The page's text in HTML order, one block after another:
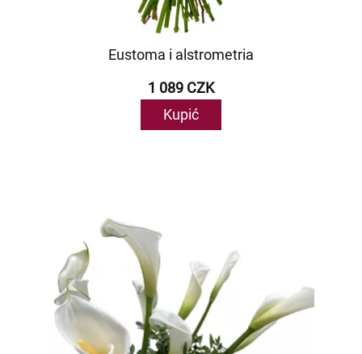
Eustoma i alstrometria
1 089 CZK
Kupić